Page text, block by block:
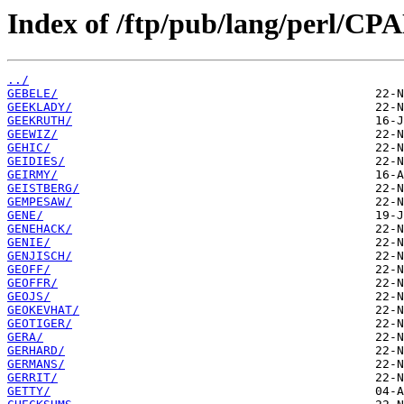
Index of /ftp/pub/lang/perl/
../
GEBELE/
GEEKLADY/
GEEKRUTH/
GEEWIZ/
GEHIC/
GEIDIES/
GEIRMY/
GEISTBERG/
GEMPESAW/
GENE/
GENEHACK/
GENIE/
GENJISCH/
GEOFF/
GEOFFR/
GEOJS/
GEOKEVHAT/
GEOTIGER/
GERA/
GERHARD/
GERMANS/
GERRIT/
GETTY/